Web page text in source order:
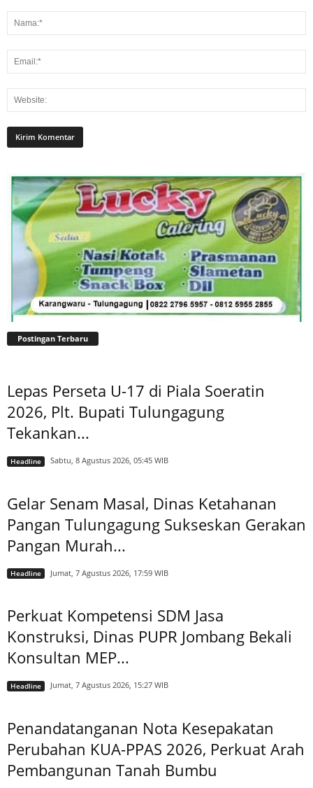
Postingan Terbaru
Lepas Perseta U-17 di Piala Soeratin
2026, Plt. Bupati Tulungagung
Tekankan...
Headline Sabtu, 8 Agustus 2026, 05:45 WIB
Gelar Senam Masal, Dinas Ketahanan
Pangan Tulungagung Sukseskan Gerakan
Pangan Murah...
Headline Jumat, 7 Agustus 2026, 17:59 WIB
Perkuat Kompetensi SDM Jasa
Konstruksi, Dinas PUPR Jombang Bekali
Konsultan MEP...
Headline Jumat, 7 Agustus 2026, 15:27 WIB
Penandatanganan Nota Kesepakatan
Perubahan KUA-PPAS 2026, Perkuat Arah
Pembangunan Tanah Bumbu